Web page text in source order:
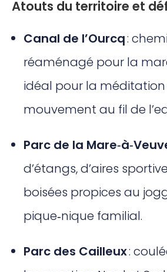
Atouts du territoire et
Canal de l’Ourcq:
réaménagé pour la
idéal pour la méditation
mouvement au fil de
Parc de la
d’étangs, d’aires
boisées propices au
pique‑nique familial.
Parc des Cailleux: